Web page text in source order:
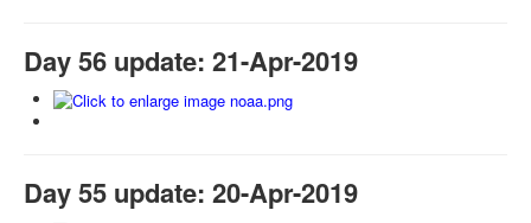
Day 56 update: 21-Apr-2019
Day 55 update: 20-Apr-2019